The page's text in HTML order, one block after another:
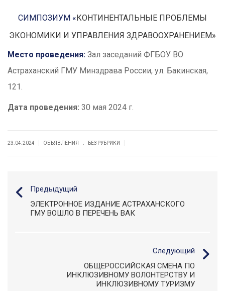
СИМПОЗИУМ « КОНТИНЕНТАЛЬНЫЕ ПРОБЛЕМЫ
ЭКОНОМИКИ И УПРАВЛЕНИЯ ЗДРАВООХРАНЕНИЕМ»
Место проведения: Зал заседаний ФГБОУ ВО
Астраханский ГМУ Минздрава России, ул. Бакинская,
121.
Дата проведения: 30 мая 2024 г.
23.04.2024 ОБЪЯВЛЕНИЯ . БЕЗ РУБРИКИ
Предыдущий
ЭЛЕКТРОННОЕ ИЗДАНИЕ АСТРАХАНСКОГО
ГМУ ВОШЛО В ПЕРЕЧЕНЬ ВАК
Следующий
ОБЩЕРОССИЙСКАЯ СМЕНА ПО
ИНКЛЮЗИВНОМУ ВОЛОНТЕРСТВУ И
ИНКЛЮЗИВНОМУ ТУРИЗМУ